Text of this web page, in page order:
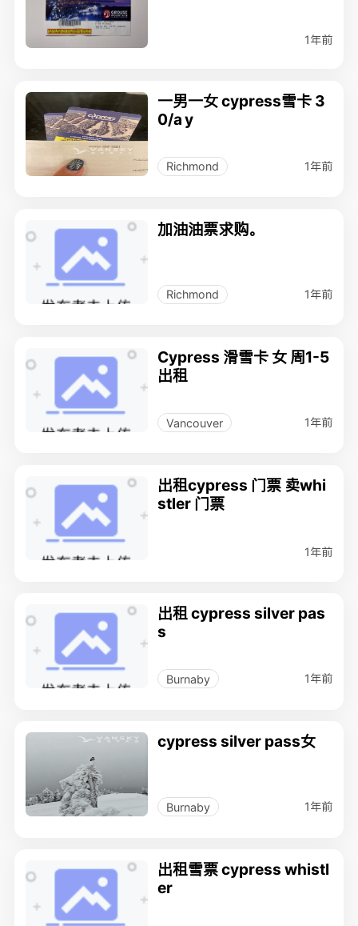
1年前
一男一女 cypress雪卡 3
0/a y
Richmond 1年前
加油油票求购。
Richmond 1年前
Cypress 滑雪卡 女 周1-5
出租
Vancouver 1年前
出租cypress 门票 卖whi
stler 门票
1年前
出租 cypress silver pas
s
Burnaby 1年前
cypress silver pass女
Burnaby 1年前
出租雪票 cypress whistl
er